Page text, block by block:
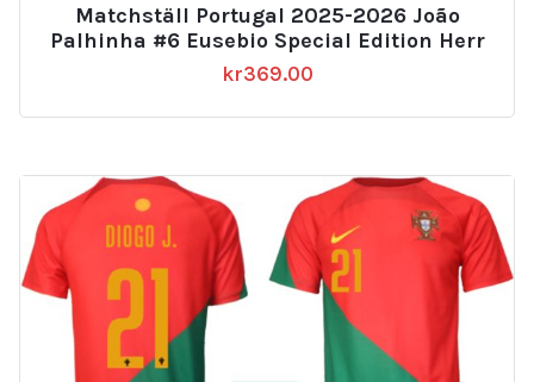
Matchställ Portugal 2025-2026 João
Palhinha #6 Eusebio Special Edition Herr
kr369.00